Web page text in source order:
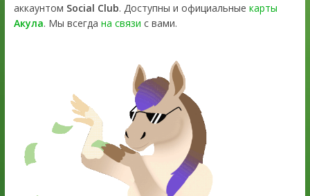
аккаунтом Social Club. Доступны и официальные карты
Акула. Мы всегда на связи с вами.